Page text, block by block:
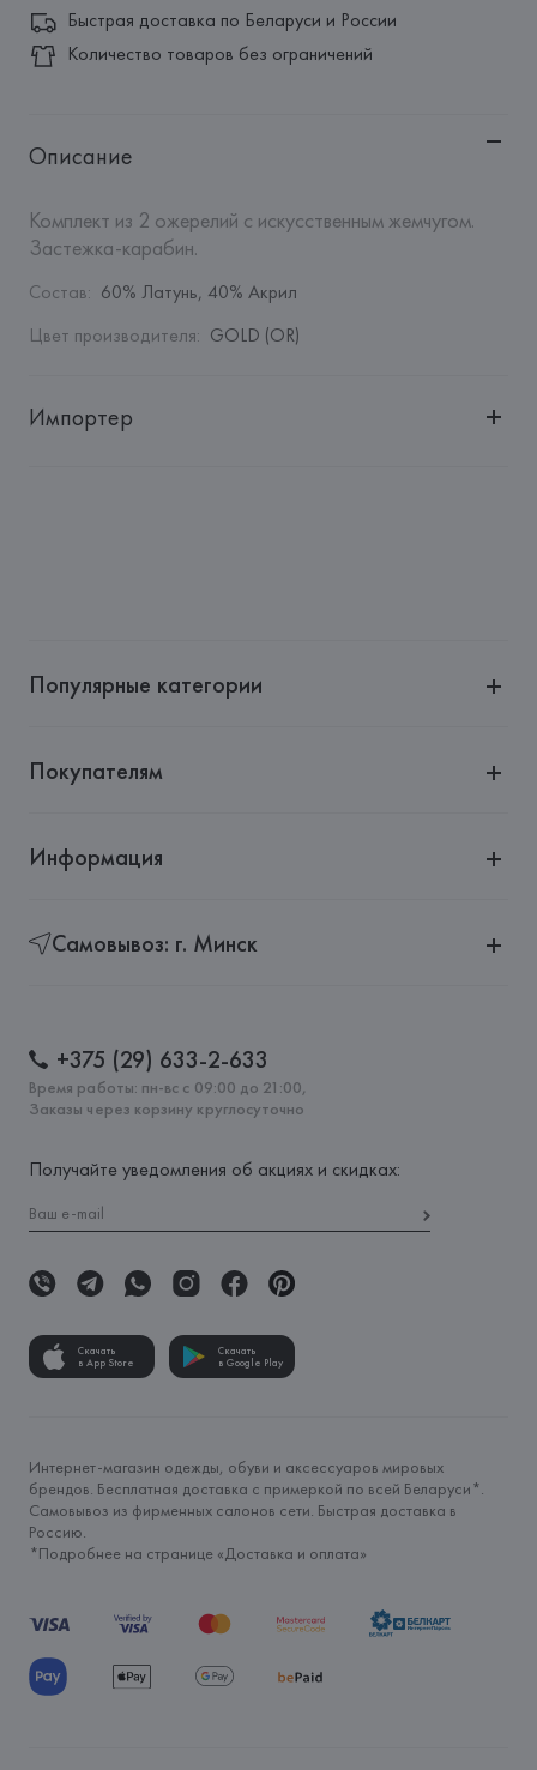
Быстрая доставка по Беларуси и России
Количество товаров без ограничений
Описание
Комплект из 2 ожерелий с искусственным жемчугом.
Застежка-карабин.
Состав: 60% Латунь, 40% Акрил
Цвет производителя: GOLD (OR)
Импортер
(Barcelona),
Популярные категории
Покупателям
Информация
Самовывоз: г. Минск
+375 (29) 633-2-633
Время работы: пн-вс с 09:00 до 21:00,
Заказы через корзину круглосуточно
Получайте уведомления об акциях и скидках:
Скачать
в App Store
Скачать
в Google Play
Интернет-магазин одежды, обуви и аксессуаров мировых
брендов. Бесплатная доставка с примеркой по всей Беларуси*.
Самовывоз из фирменных салонов сети. Быстрая доставка в
Россию.
*Подробнее на странице «Доставка и оплата»